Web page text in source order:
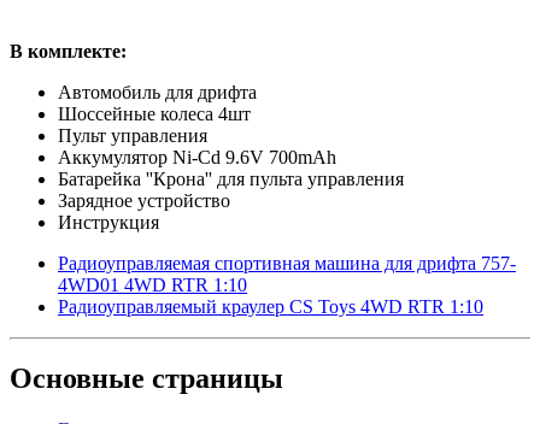
В комплекте:
Автомобиль для дрифта
Шоссейные колеса 4шт
Пульт управления
Аккумулятор Ni-Cd 9.6V 700mAh
Батарейка ''Крона'' для пульта управления
Зарядное устройство
Инструкция
Радиоуправляемая спортивная машина для дрифта 757-
4WD01 4WD RTR 1:10
Радиоуправляемый краулер CS Toys 4WD RTR 1:10
Основные страницы